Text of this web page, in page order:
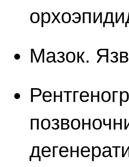
Мазок.